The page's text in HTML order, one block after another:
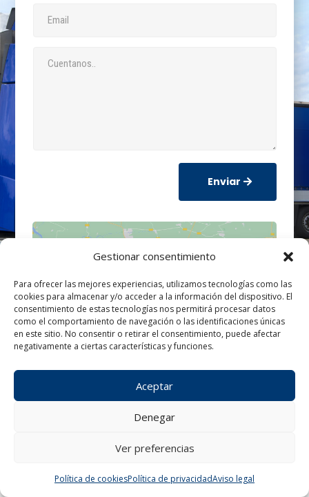
Gestionar consentimiento
Para ofrecer las mejores experiencias, utilizamos tecnologías como las
cookies para almacenar y/o acceder a la información del dispositivo. El
consentimiento de estas tecnologías nos permitirá procesar datos
como el comportamiento de navegación o las identificaciones únicas
en este sitio. No consentir o retirar el consentimiento, puede afectar
negativamente a ciertas características y funciones.
Aceptar
Denegar
Ver preferencias
Política de cookiesPolítica de privacidadAviso legal
Enviar
Haz clic para aceptar cookies de
marketing y permitir este contenido
¿Tienes alguna consulta?